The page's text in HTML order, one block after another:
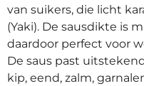
van suikers, die licht
(Yaki). De sausdikte is
daardoor perfect voor
De saus past
kip, eend, zalm,